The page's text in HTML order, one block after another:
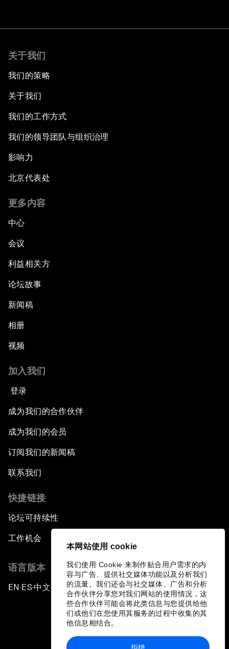
本网站使用 cookie
我们使用 Cookie 来制作贴合用户需求的内
容与广告、提供社交媒体功能以及分析我们
的流量。我们还会与社交媒体、广告和分析
合作伙伴分享您对我们网站的使用情况，这
些合作伙伴可能会将此类信息与您提供给他
们或他们在您使用其服务的过程中收集的其
他信息相结合。
拒绝
关于我们
我们的策略
关于我们
我们的工作方式
我们的领导团队与组织治理
影响力
北京代表处
更多内容
中心
会议
利益相关方
论坛故事
新闻稿
相册
视频
加入我们
登录
成为我们的合作伙伴
成为我们的会员
订阅我们的新闻稿
联系我们
快捷链接
论坛可持续性
工作机会
语言版本
EN ▪ ES▪中文▪ 日本語